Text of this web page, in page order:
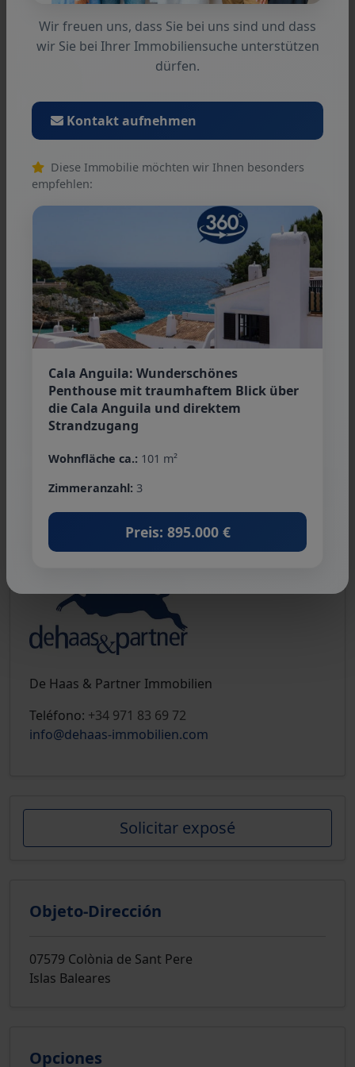
La información proporcionada por nosotros se
basa en la información proporcionada por el
vendedor o el vendedor. Para la exactitud e
integridad de la información, ninguna
intermedia y los errores son reservados.
Condiciones generales
Nos referimos a nuestros términos y
condiciones. A través de más utilizar nuestros
servicios usted explicar su conocimiento y
consentimiento.
Persona de contacto
De Haas & Partner Immobilien
Teléfono: +34 971 83 69 72
info@dehaas-immobilien.com
Solicitar exposé
Objeto-Dirección
07579 Colònia de Sant Pere
Islas Baleares
Opciones
Wir freuen uns, dass Sie bei uns sind und dass
wir Sie bei Ihrer Immobiliensuche unterstützen
dürfen.
Kontakt aufnehmen
Diese Immobilie möchten wir Ihnen besonders
empfehlen:
Cala Anguila: Wunderschönes
Penthouse mit traumhaftem Blick über
die Cala Anguila und direktem
Strandzugang
Wohnfläche ca.: 101 m²
Zimmeranzahl: 3
Preis: 895.000 €